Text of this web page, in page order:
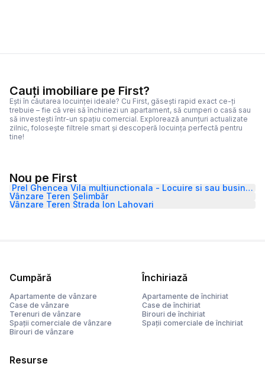
Cauți imobiliare pe First?
Ești în căutarea locuinței ideale? Cu First, găsești rapid exact ce-ți
trebuie – fie că vrei să închiriezi un apartament, să cumperi o casă sau
să investești într-un spațiu comercial. Explorează anunțuri actualizate
zilnic, folosește filtrele smart și descoperă locuința perfectă pentru
tine!
Nou pe First
Prel Ghencea Vila multiunctionala - Locuire si sau business
Vânzare Teren Șelimbăr
Vânzare Teren Strada Ion Lahovari
Cumpără
Apartamente de vânzare
Case de vânzare
Terenuri de vânzare
Spații comerciale de vânzare
Birouri de vânzare
Închiriază
Apartamente de închiriat
Case de închiriat
Birouri de închiriat
Spații comerciale de închiriat
Resurse